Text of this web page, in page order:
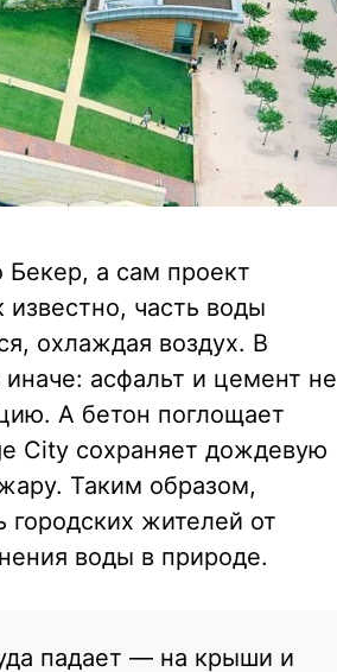
Бекер, а сам проект
часть воды
охлаждая воздух. В
асфальт и цемент не
А бетон поглощает
City сохраняет дождевую
Таким образом,
городских жителей от
воды в природе.
падает — на крыши и